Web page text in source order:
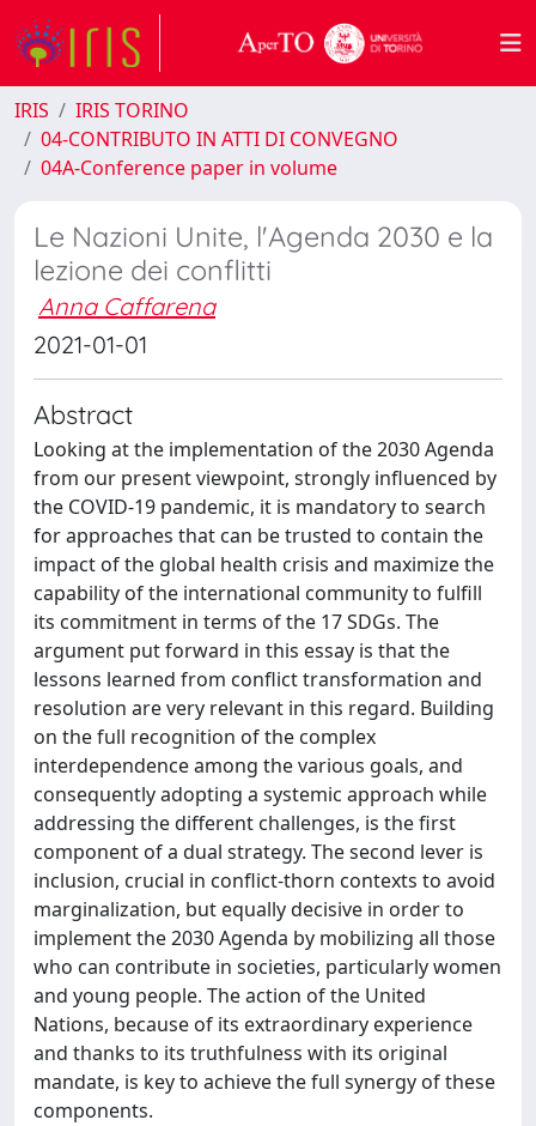
IRIS
IRIS TORINO
04-CONTRIBUTO IN ATTI DI CONVEGNO
04A-Conference paper in volume
Le Nazioni Unite, l'Agenda 2030 e la
lezione dei conflitti
Anna Caffarena
2021-01-01
Abstract
Looking at the implementation of the 2030 Agenda
from our present viewpoint, strongly influenced by
the COVID-19 pandemic, it is mandatory to search
for approaches that can be trusted to contain the
impact of the global health crisis and maximize the
capability of the international community to fulfill
its commitment in terms of the 17 SDGs. The
argument put forward in this essay is that the
lessons learned from conflict transformation and
resolution are very relevant in this regard. Building
on the full recognition of the complex
interdependence among the various goals, and
consequently adopting a systemic approach while
addressing the different challenges, is the first
component of a dual strategy. The second lever is
inclusion, crucial in conflict-thorn contexts to avoid
marginalization, but equally decisive in order to
implement the 2030 Agenda by mobilizing all those
who can contribute in societies, particularly women
and young people. The action of the United
Nations, because of its extraordinary experience
and thanks to its truthfulness with its original
mandate, is key to achieve the full synergy of these
components.